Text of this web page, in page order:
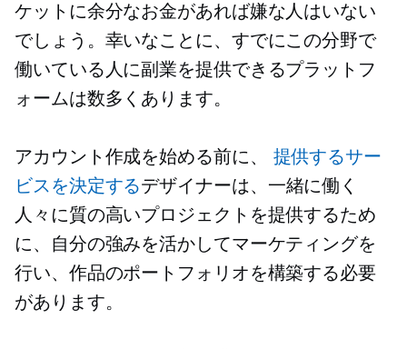
ケットに余分なお金があれば嫌な人はいない
でしょう。幸いなことに、すでにこの分野で
働いている人に副業を提供できるプラットフ
ォームは数多くあります。
アカウント作成を始める前に、 提供するサー
ビスを決定するデザイナーは、一緒に働く
人々に質の高いプロジェクトを提供するため
に、自分の強みを活かしてマーケティングを
行い、作品のポートフォリオを構築する必要
があります。